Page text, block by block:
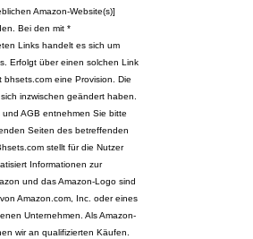
Amazon-Website(s)]
Bei den mit *
Links handelt es sich um
Erfolgt über einen solchen Link
bhsets.com eine Provision. Die
inzwischen geändert haben.
und AGB entnehmen Sie bitte
Seiten des betreffenden
stellt für die Nutzer
Informationen zur
und das Amazon-Logo sind
Amazon.com, Inc. oder eines
Unternehmen. Als Amazon-
wir an qualifizierten Käufen.